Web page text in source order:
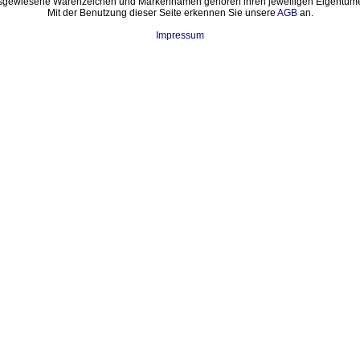
Mit der Benutzung dieser Seite erkennen Sie unsere AGBan.
Impressum